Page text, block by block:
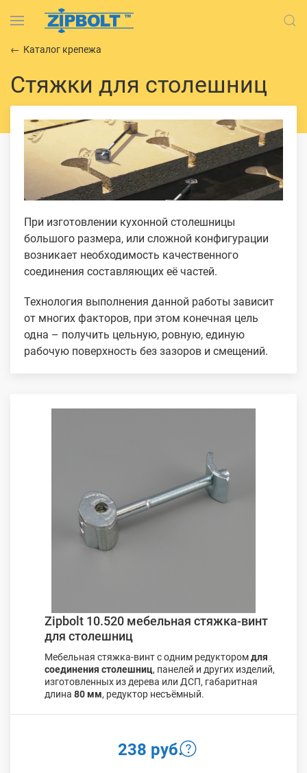
Каталог крепежа
Стяжки для столешниц
При изготовлении кухонной столешницы
большого размера, или сложной конфигурации
возникает необходимость качественного
соединения составляющих её частей.
Технология выполнения данной работы зависит
от многих факторов, при этом конечная цель
одна – получить цельную, ровную, единую
рабочую поверхность без зазоров и смещений.
Zipbolt 10.520 мебельная стяжка-винт
для столешниц
Мебельная стяжка-винт с одним редукторомдля
соединения столешниц, панелей и других изделий,
изготовленных из дерева или ДСП, габаритная
длина 80 мм, редуктор несъёмный.
238 руб.